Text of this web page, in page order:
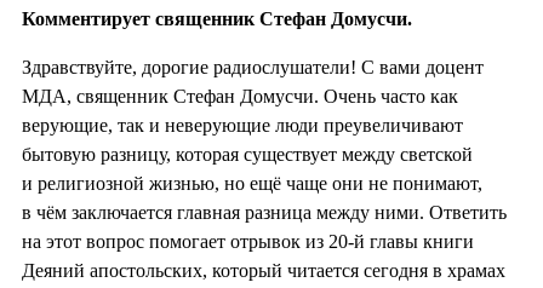
Комментирует священник Стефан Домусчи.
Здравствуйте, дорогие радиослушатели! С вами доцент
МДА, священник Стефан Домусчи. Очень часто как
верующие, так и неверующие люди преувеличивают
бытовую разницу, которая существует между светской
и религиозной жизнью, но ещё чаще они не понимают,
в чём заключается главная разница между ними. Ответить
на этот вопрос помогает отрывок из 20-й главы книги
Деяний апостольских, который читается сегодня в храмах